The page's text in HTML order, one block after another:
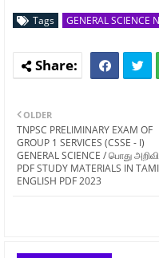
Tags GENERAL SCIENCE
OLDER
TNPSC PRELIMINARY EXAM OF
GROUP 1 SERVICES (CSSE - I)
GENERAL SCIENCE / பொது
PDF STUDY MATERIALS IN
ENGLISH PDF 2023